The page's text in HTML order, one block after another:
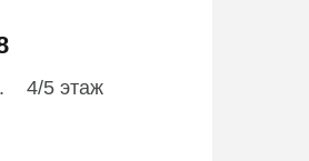
4/5 этаж